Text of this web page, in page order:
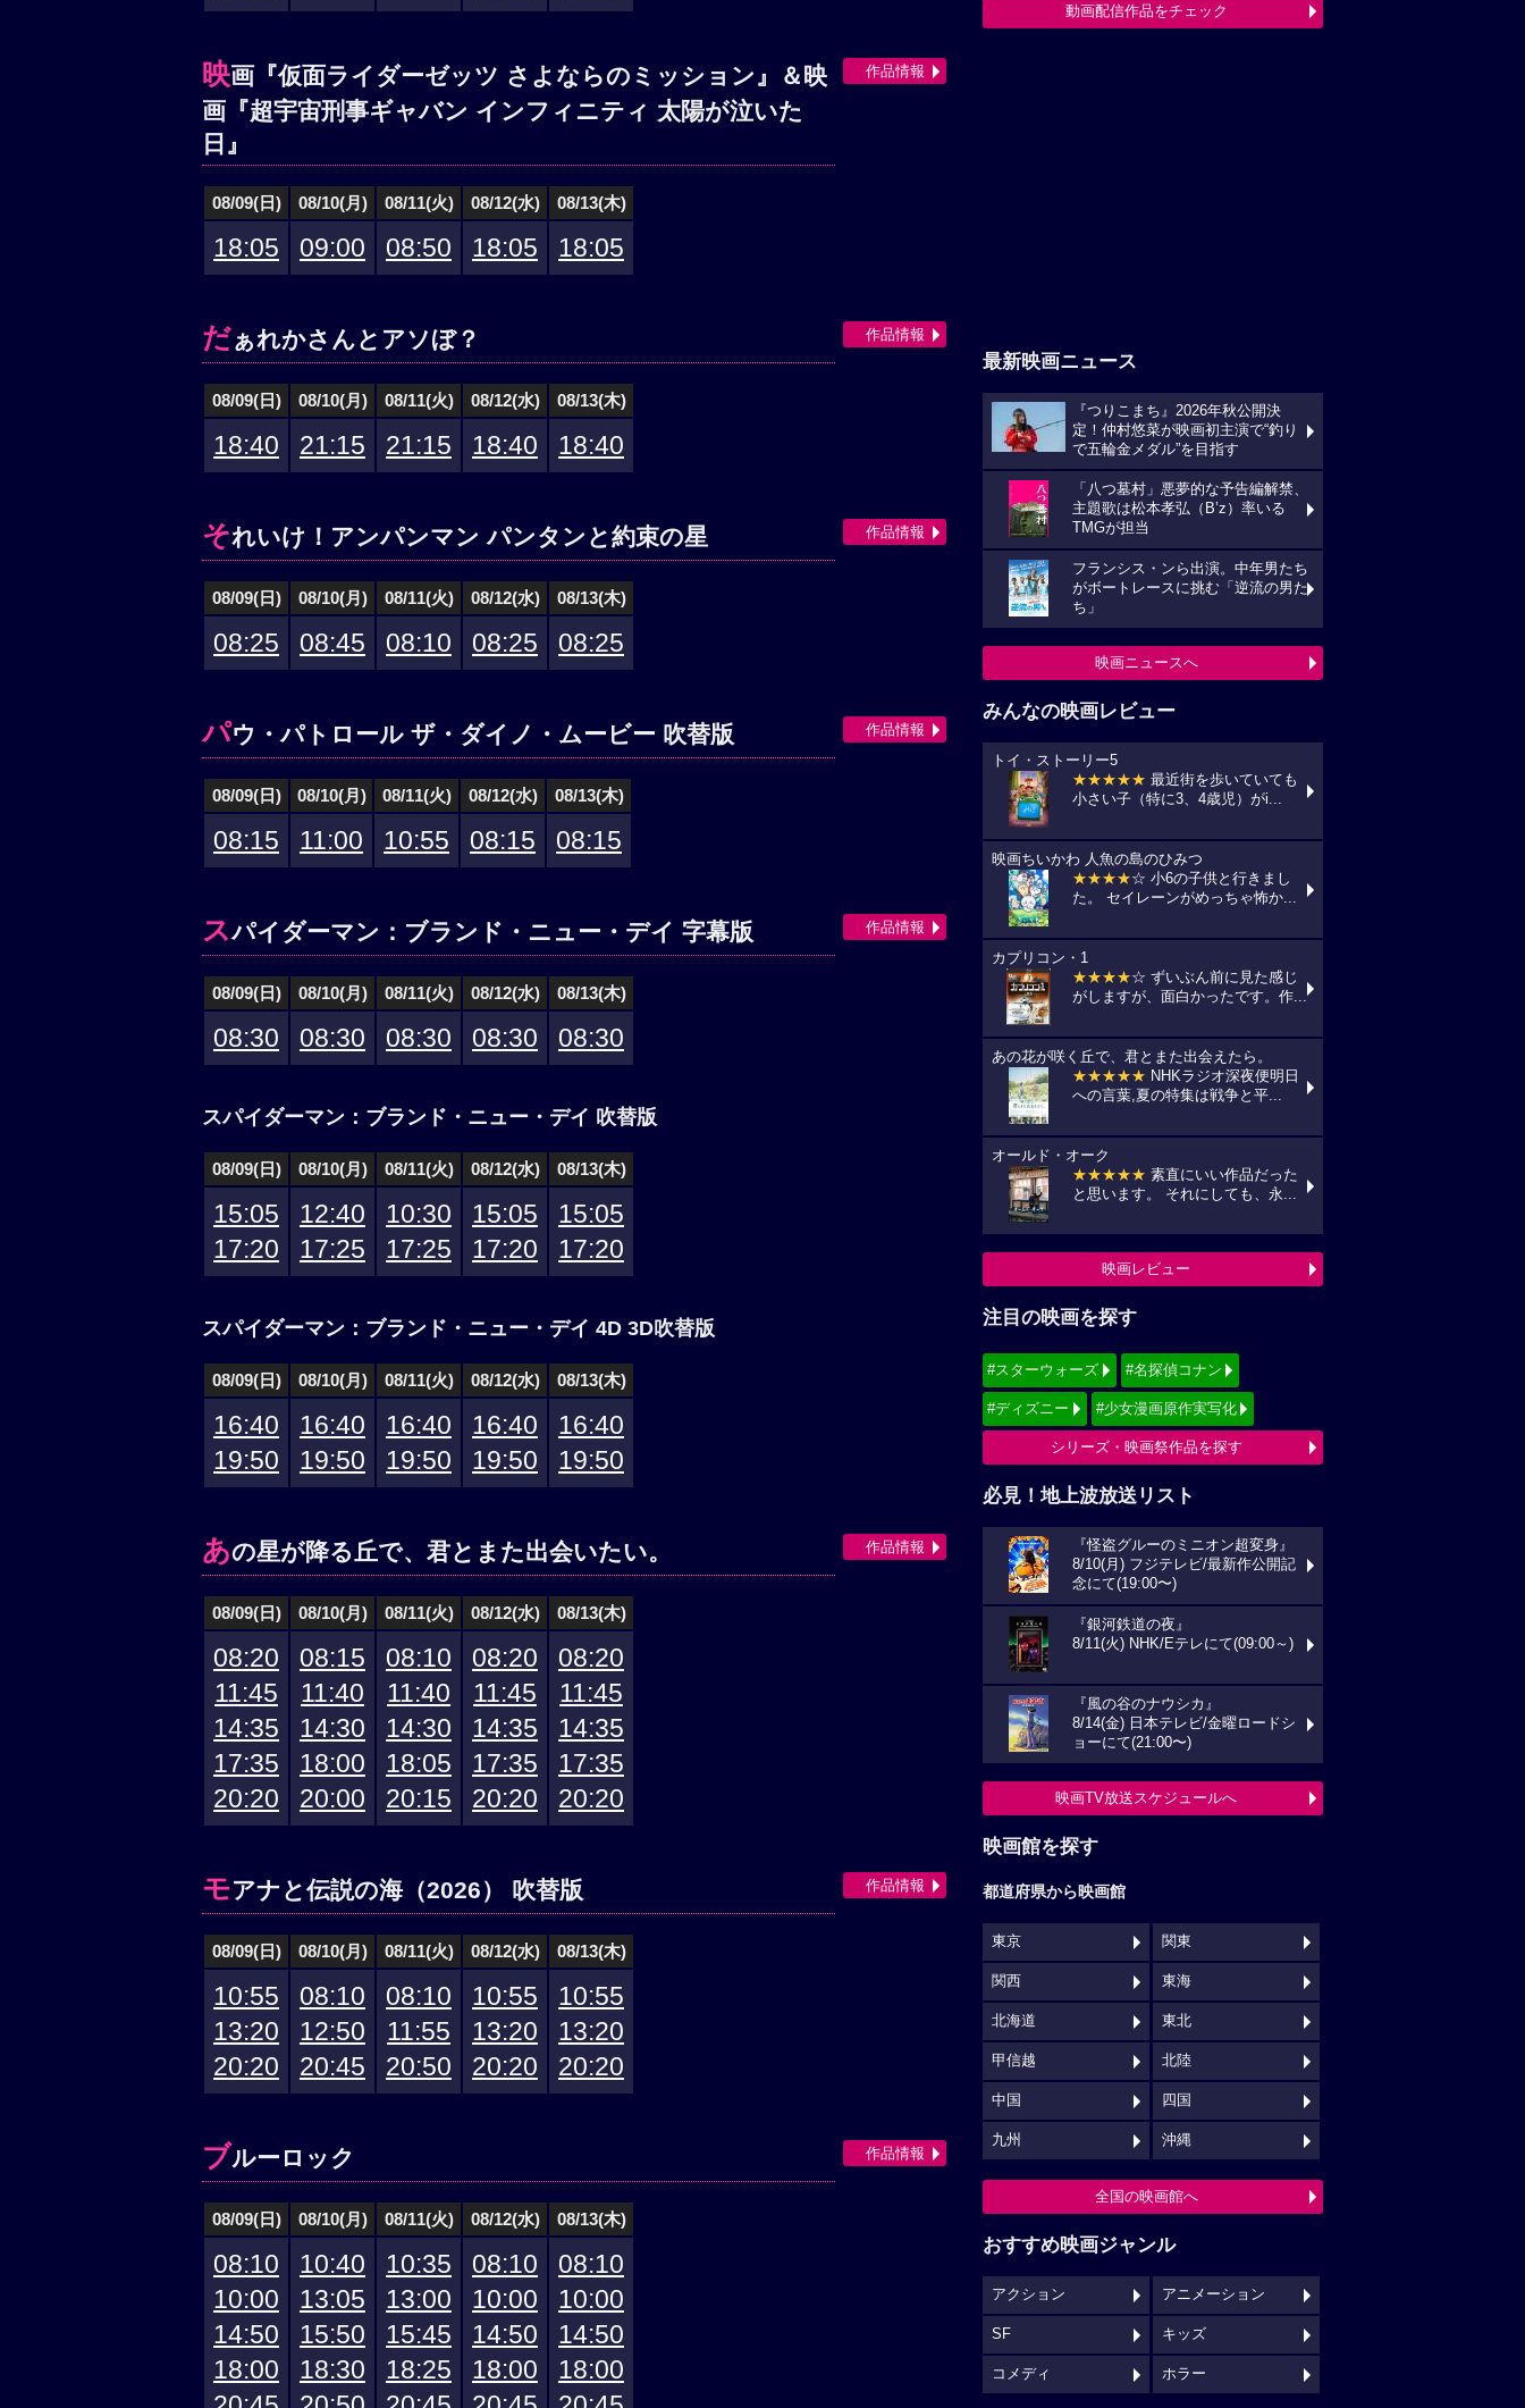
映画『仮面ライダーゼッツ さよならのミッション』＆映
画『超宇宙刑事ギャバン インフィニティ 太陽が泣いた
日』
08/09(日) 08/10(月) 08/11(火) 08/12(水) 08/13(木)
18:05 09:00 08:50 18:05 18:05
作品情報
だぁれかさんとアソぼ？
08/09(日) 08/10(月) 08/11(火) 08/12(水) 08/13(木)
18:40 21:15 21:15 18:40 18:40
作品情報
それいけ！アンパンマン パンタンと約束の星
08/09(日) 08/10(月) 08/11(火) 08/12(水) 08/13(木)
08:25 08:45 08:10 08:25 08:25
作品情報
パウ・パトロール ザ・ダイノ・ムービー 吹替版
08/09(日) 08/10(月) 08/11(火) 08/12(水) 08/13(木)
08:15 11:00 10:55 08:15 08:15
作品情報
スパイダーマン：ブランド・ニュー・デイ 字幕版
08/09(日) 08/10(月) 08/11(火) 08/12(水) 08/13(木)
08:30 08:30 08:30 08:30 08:30
スパイダーマン：ブランド・ニュー・デイ 吹替版
08/09(日) 08/10(月) 08/11(火) 08/12(水) 08/13(木)
15:05
17:20
12:40
17:25
10:30
17:25
15:05
17:20
15:05
17:20
スパイダーマン：ブランド・ニュー・デイ 4D 3D吹替版
08/09(日) 08/10(月) 08/11(火) 08/12(水) 08/13(木)
16:40
19:50
16:40
19:50
16:40
19:50
16:40
19:50
16:40
19:50
作品情報
あの星が降る丘で、君とまた出会いたい。
08/09(日) 08/10(月) 08/11(火) 08/12(水) 08/13(木)
08:20
11:45
14:35
17:35
20:20
08:15
11:40
14:30
18:00
20:00
08:10
11:40
14:30
18:05
20:15
08:20
11:45
14:35
17:35
20:20
08:20
11:45
14:35
17:35
20:20
作品情報
モアナと伝説の海（2026） 吹替版
08/09(日) 08/10(月) 08/11(火) 08/12(水) 08/13(木)
10:55
13:20
20:20
08:10
12:50
20:45
08:10
11:55
20:50
10:55
13:20
20:20
10:55
13:20
20:20
作品情報
ブルーロック
08/09(日) 08/10(月) 08/11(火) 08/12(水) 08/13(木)
08:10
10:00
14:50
18:00
10:40
13:05
15:50
18:30
10:35
13:00
15:45
18:25
08:10
10:00
14:50
18:00
08:10
10:00
14:50
18:00
作品情報
動画配信作品をチェック
最新映画ニュース
『つりこまち』2026年秋公開決
定！仲村悠菜が映画初主演で“釣り
で五輪金メダル”を目指す
「八つ墓村」悪夢的な予告編解禁、
主題歌は松本孝弘（B’z）率いる
TMGが担当
フランシス・ンら出演。中年男たち
がボートレースに挑む「逆流の男た
ち」
映画ニュースへ
みんなの映画レビュー
トイ・ストーリー5
★★★★★ 最近街を歩いていても
小さい子（特に3、4歳児）がi...
映画ちいかわ 人魚の島のひみつ
★★★★☆ 小6の子供と行きまし
た。 セイレーンがめっちゃ怖か...
カプリコン・1
★★★★☆ ずいぶん前に見た感じ
がしますが、面白かったです。作...
あの花が咲く丘で、君とまた出会えたら。
★★★★★ NHKラジオ深夜便明日
への言葉,夏の特集は戦争と平...
オールド・オーク
★★★★★ 素直にいい作品だった
と思います。 それにしても、永...
映画レビュー
注目の映画を探す
#スターウォーズ #名探偵コナン
#ディズニー #少女漫画原作実写化
シリーズ・映画祭作品を探す
必見！地上波放送リスト
『怪盗グルーのミニオン超変身』
8/10(月) フジテレビ/最新作公開記
念にて(19:00〜)
『銀河鉄道の夜』
8/11(火) NHK/Eテレにて(09:00～)
『風の谷のナウシカ』
8/14(金) 日本テレビ/金曜ロードシ
ョーにて(21:00〜)
映画TV放送スケジュールへ
映画館を探す
都道府県から映画館
東京 関東
関西 東海
北海道 東北
甲信越 北陸
中国 四国
九州 沖縄
全国の映画館へ
おすすめ映画ジャンル
アクション アニメーション
SF キッズ
コメディ ホラー